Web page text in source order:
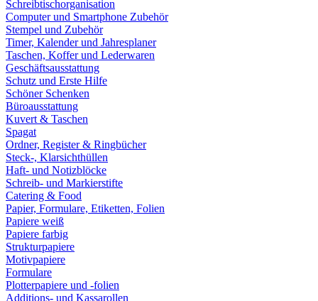
Schreibtischorganisation
Computer und Smartphone Zubehör
Stempel und Zubehör
Timer, Kalender und Jahresplaner
Taschen, Koffer und Lederwaren
Geschäftsausstattung
Schutz und Erste Hilfe
Schöner Schenken
Büroausstattung
Kuvert & Taschen
Spagat
Ordner, Register & Ringbücher
Steck-, Klarsichthüllen
Haft- und Notizblöcke
Schreib- und Markierstifte
Catering & Food
Papier, Formulare, Etiketten, Folien
Papiere weiß
Papiere farbig
Strukturpapiere
Motivpapiere
Formulare
Plotterpapiere und -folien
Additions- und Kassarollen